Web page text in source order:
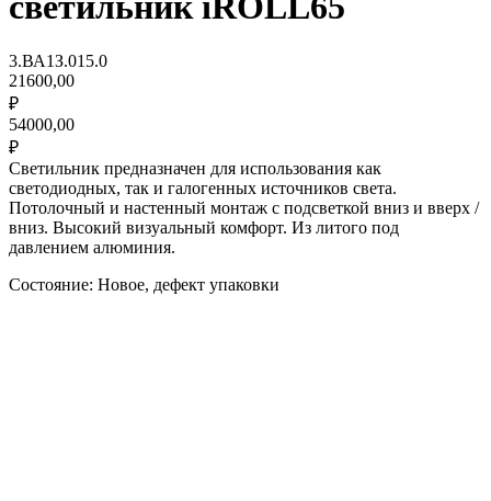
3.ВА1З.015.0
21600,00
₽
54000,00
₽
Светильник предназначен для использования как
светодиодных, так и галогенных источников света.
Потолочный и настенный монтаж с подсветкой вниз и вверх /
вниз. Высокий визуальный комфорт. Из литого под
давлением алюминия.
Состояние: Новое, дефект упаковки